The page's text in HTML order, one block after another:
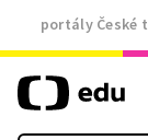
portály České